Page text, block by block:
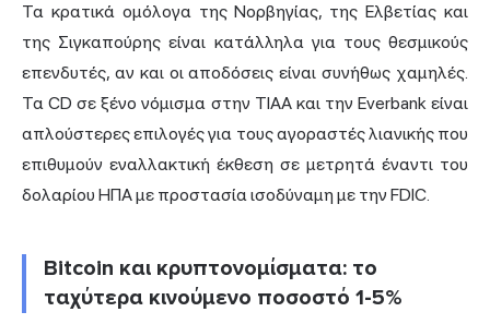
Τα κρατικά ομόλογα της Νορβηγίας, της Ελβετίας και
της Σιγκαπούρης είναι κατάλληλα για τους θεσμικούς
επενδυτές, αν και οι αποδόσεις είναι συνήθως χαμηλές.
Τα CD σε ξένο νόμισμα στην TIAA και την Everbank είναι
απλούστερες επιλογές για τους αγοραστές λιανικής που
επιθυμούν εναλλακτική έκθεση σε μετρητά έναντι του
δολαρίου ΗΠΑ με προστασία ισοδύναμη με την FDIC.
Bitcoin και κρυπτονομίσματα: το
ταχύτερα κινούμενο ποσοστό 1-5%